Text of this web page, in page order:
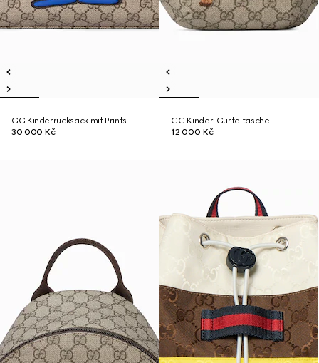
GG Kinderrucksack mit Prints
30 000 Kč
GG Kinder-Gürteltasche
12 000 Kč